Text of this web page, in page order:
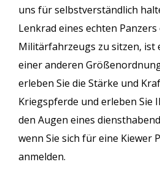
uns für selbstverständlich
Lenkrad eines echten
Militärfahrzeugs zu sitzen, ist
einer anderen
erleben Sie die Stärke und
Kriegspferde und erleben Sie
den Augen eines
wenn Sie sich für eine Kiewer
anmelden.